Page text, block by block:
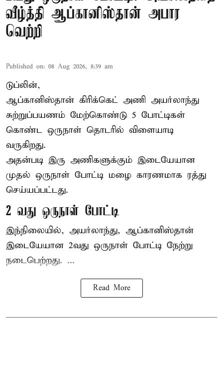
வீழ்த்தி ஆப்கானிஸ்தான் அபார
வெற்றி
Published on: 08 Aug 2026, 8:39 am
டுப்லின்,
ஆப்கானிஸ்தான் கிரிக்கெட் அணி அயர்லாந்து
சுற்றுப்பயணம் மேற்கொண்டு 5 போட்டிகள்
கொண்ட ஒருநாள் தொடரில் விளையாடி
வருகிறது.
அதன்படி இரு அணிகளுக்கும் இடையேயான
முதல் ஒருநாள் போட்டி மழை காரணமாக ரத்து
செய்யப்பட்டது.
2 வது ஒருநாள் போட்டி
இந்நிலையில், அயர்லாந்து, ஆப்கானிஸ்தான்
இடையேயான 2வது ஒருநாள் போட்டி நேற்று
நடைபெற்றது. ...
Read More